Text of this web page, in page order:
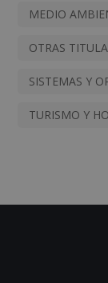
MEDIO
OTRAS
SISTEMAS Y
TURISMO Y